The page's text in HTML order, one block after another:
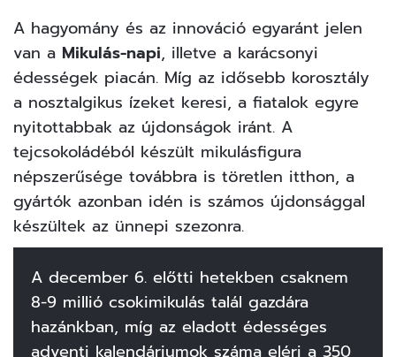
A hagyomány és az innováció egyaránt jelen
van a Mikulás-napi, illetve a karácsonyi
édességek piacán. Míg az idősebb korosztály
a nosztalgikus ízeket keresi, a fiatalok egyre
nyitottabbak az újdonságok iránt. A
tejcsokoládéból készült mikulásfigura
népszerűsége továbbra is töretlen itthon, a
gyártók azonban idén is számos újdonsággal
készültek az ünnepi szezonra.
A december 6. előtti hetekben csaknem
8-9 millió csokimikulás talál gazdára
hazánkban, míg az eladott édességes
adventi kalendáriumok száma eléri a 350